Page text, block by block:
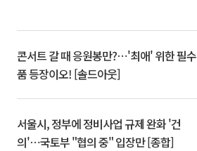
콘서트 갈 때 응원봉만?⋯'최애' 위한 필수
품 등장이오! [솔드아웃]
서울시, 정부에 정비사업 규제 완화 '건
의'⋯국토부 "협의 중" 입장만 [종합]